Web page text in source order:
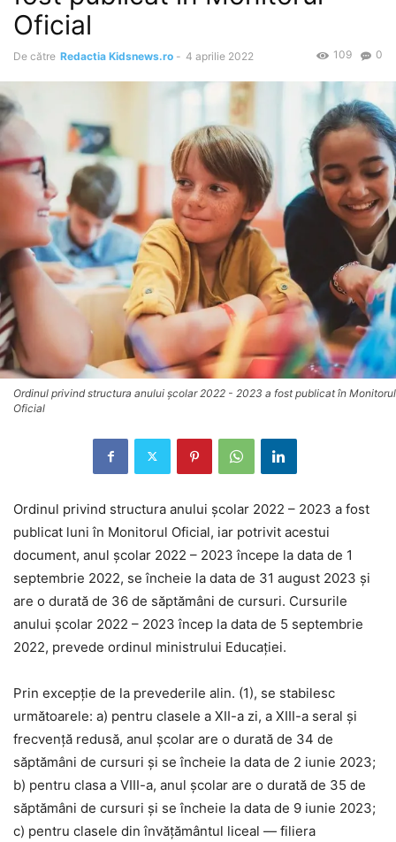
Oficial
De către Redactia Kidsnews.ro - 4 aprilie 2022 0
109
Ordinul privind structura anului şcolar 2022 - 2023 a fost publicat în Monitorul
Oficial
Ordinul privind structura anului şcolar 2022 – 2023 a fost
publicat luni în Monitorul Oficial, iar potrivit acestui
document, anul şcolar 2022 – 2023 începe la data de 1
septembrie 2022, se încheie la data de 31 august 2023 şi
are o durată de 36 de săptămâni de cursuri. Cursurile
anului şcolar 2022 – 2023 încep la data de 5 septembrie
2022, prevede ordinul ministrului Educaţiei.
Prin excepție de la prevederile alin. (1), se stabilesc
următoarele: a) pentru clasele a XII-a zi, a XIII-a seral și
frecvență redusă, anul școlar are o durată de 34 de
săptămâni de cursuri și se încheie la data de 2 iunie 2023;
b) pentru clasa a VIII-a, anul școlar are o durată de 35 de
săptămâni de cursuri și se încheie la data de 9 iunie 2023;
c) pentru clasele din învățământul liceal — filiera